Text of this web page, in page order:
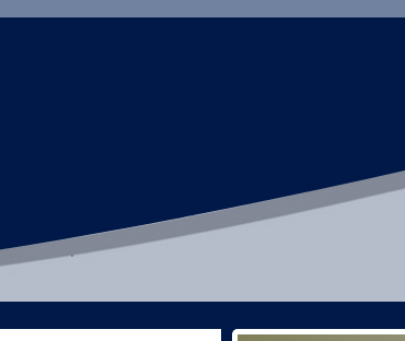
Année
Mois
Année
Mois